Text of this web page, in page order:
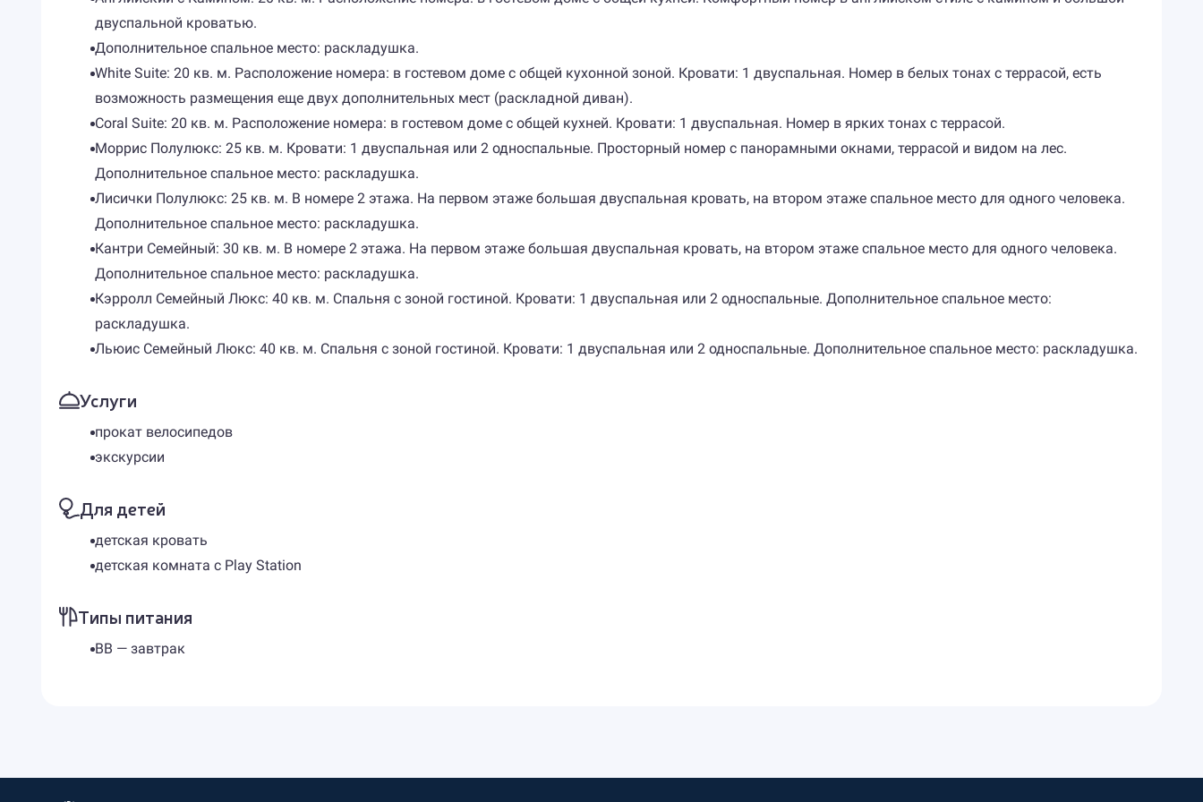
двуспальной кроватью.
Дополнительное спальное место: раскладушка.
White Suite: 20 кв. м. Расположение номера: в гостевом доме с общей кухонной зоной. Кровати: 1 двуспальная. Номер в белых тонах с террасой, есть
возможность размещения еще двух дополнительных мест (раскладной диван).
Coral Suite: 20 кв. м. Расположение номера: в гостевом доме с общей кухней. Кровати: 1 двуспальная. Номер в ярких тонах с террасой.
Моррис Полулюкс: 25 кв. м. Кровати: 1 двуспальная или 2 односпальные. Просторный номер с панорамными окнами, террасой и видом на лес.
Дополнительное спальное место: раскладушка.
Лисички Полулюкс: 25 кв. м. В номере 2 этажа. На первом этаже большая двуспальная кровать, на втором этаже спальное место для одного человека.
Дополнительное спальное место: раскладушка.
Кантри Семейный: 30 кв. м. В номере 2 этажа. На первом этаже большая двуспальная кровать, на втором этаже спальное место для одного человека.
Дополнительное спальное место: раскладушка.
Кэрролл Семейный Люкс: 40 кв. м. Спальня с зоной гостиной. Кровати: 1 двуспальная или 2 односпальные. Дополнительное спальное место:
раскладушка.
Льюис Семейный Люкс: 40 кв. м. Спальня с зоной гостиной. Кровати: 1 двуспальная или 2 односпальные. Дополнительное спальное место: раскладушка.
Услуги
прокат велосипедов
экскурсии
Для детей
детская кровать
детская комната с Play Station
Типы питания
BB — завтрак